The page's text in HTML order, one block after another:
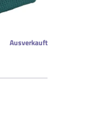
Ausverkauft